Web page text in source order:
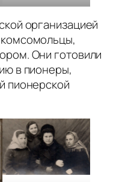
организацией
Они готовили
в пионеры,
пионерской